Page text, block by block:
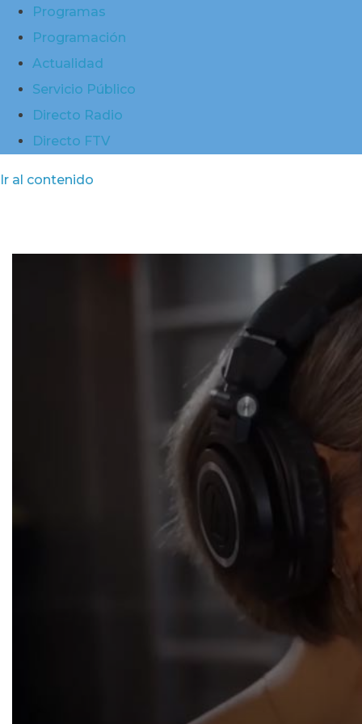
Programas
Programación
Actualidad
Servicio Público
Directo Radio
Directo FTV
Ir al contenido